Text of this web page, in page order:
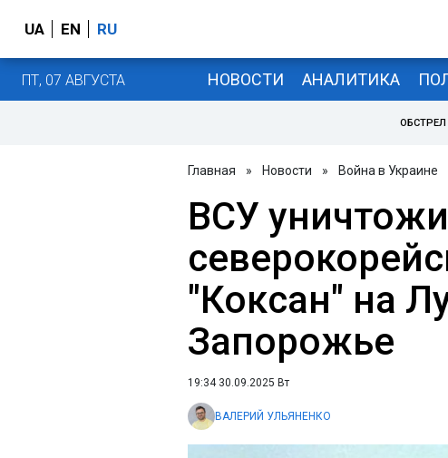
UA EN RU
ПТ, 07 АВГУСТА НОВОСТИ АНАЛИТИКА
ОБСТРЕЛ
Главная » Новости » Война в Украине
ВСУ
"Коксан" на
Запорожье
19:34 30.09.2025 Вт
ВАЛЕРИЙ УЛЬЯНЕНКО